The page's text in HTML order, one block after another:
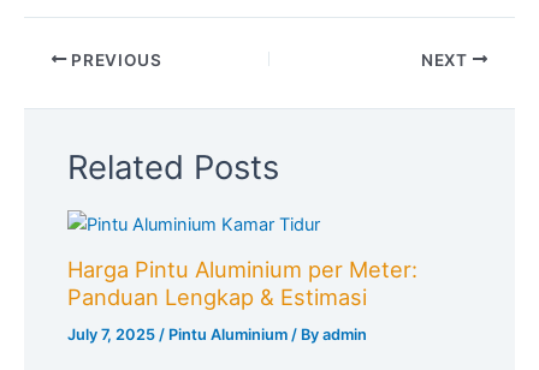
PREVIOUS NEXT
Related Posts
Harga Pintu Aluminium per Meter:
Panduan Lengkap & Estimasi
July 7, 2025/ Pintu Aluminium / Byadmin